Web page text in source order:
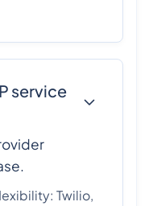
service
Twilio,